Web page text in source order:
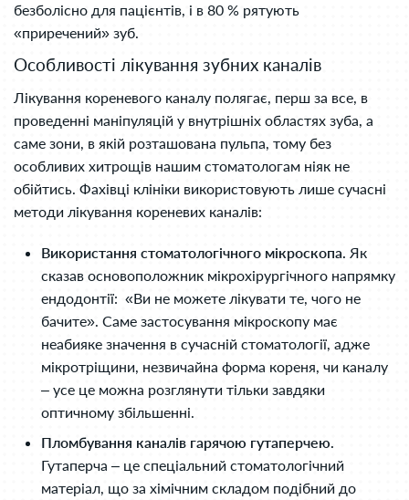
безболісно для пацієнтів, і в 80 % рятують
«приречений» зуб.
Особливості лікування зубних каналів
Лікування кореневого каналу полягає, перш за все, в
проведенні маніпуляцій у внутрішніх областях зуба, а
саме зони, в якій розташована пульпа, тому без
особливих хитрощів нашим стоматологам ніяк не
обійтись. Фахівці клініки використовують лише сучасні
методи лікування кореневих каналів:
Використання стоматологічного мікроскопа. Як
сказав основоположник мікрохірургічного напрямку
ендодонтії: «Ви не можете лікувати те, чого не
бачите». Саме застосування мікроскопу має
неабияке значення в сучасній стоматології, адже
мікротріщини, незвичайна форма кореня, чи каналу
– усе це можна розглянути тільки завдяки
оптичному збільшенні.
Пломбування каналів гарячою гутаперчею.
Гутаперча – це спеціальний стоматологічний
матеріал, що за хімічним складом подібний до